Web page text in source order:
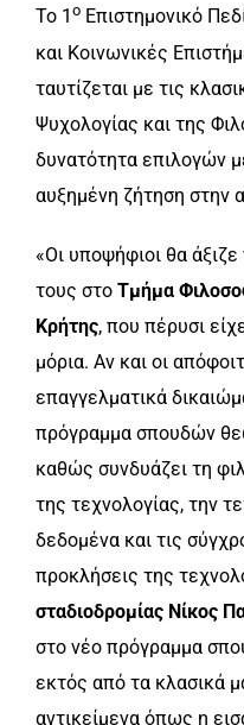
Το 1 ο Επιστημονικό
και Κοινωνικές
ταυτίζεται με τις
Ψυχολογίας και της
δυνατότητα επιλογών
αυξημένη ζήτηση στην
«Οι υποψήφιοι θα
τους στο Τμήμα
Κρήτης, που πέρυσι
μόρια. Αν και οι
επαγγελματικά
πρόγραμμα σπουδών
καθώς συνδυάζει τη
της τεχνολογίας, την
δεδομένα και τις
προκλήσεις της
σταδιοδρομίας Νίκος
στο νέο πρόγραμμα
εκτός από τα κλασικά
αντικείμενα όπως η